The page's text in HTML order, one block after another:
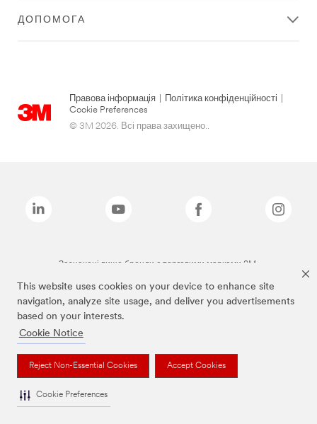
This website uses cookies on your device to enhance site
navigation, analyze site usage, and deliver you advertisements
based on your interests.
Cookie Notice
Reject Non-Essential Cookies Accept Cookies
Cookie Preferences
ДОПОМОГА
Правова інформація Політика конфіденційності
Cookie Preferences
© 3M 2026. Всі права захищено..
Зазначені вище бренди є торговими марками 3M.